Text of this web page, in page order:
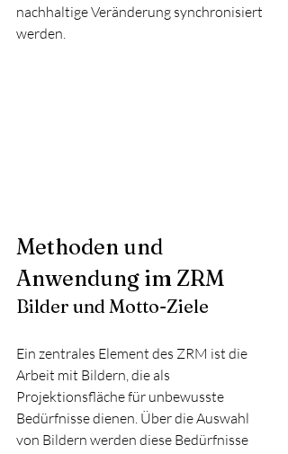
nachhaltige Veränderung synchronisiert
werden.
Methoden und
Anwendung im ZRM
Bilder und Motto-Ziele
Ein zentrales Element des ZRM ist die
Arbeit mit Bildern, die als
Projektionsfläche für unbewusste
Bedürfnisse dienen. Über die Auswahl
von Bildern werden diese Bedürfnisse